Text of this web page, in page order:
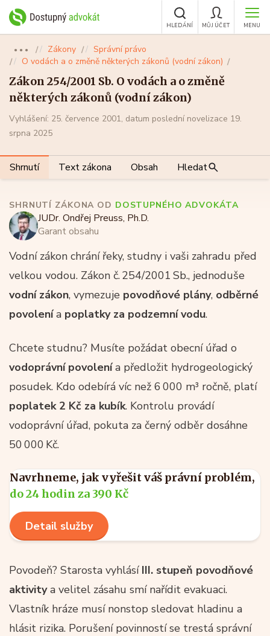
MENU
MŮJ ÚČET
HLEDÁNÍ
●●● Zákony
Správní právo
O vodách a o změně některých zákonů (vodní zákon)
Zákon 254/2001 Sb. O vodách a o změně
některých zákonů (vodní zákon)
Vyhlášení: 25. července 2001, datum poslední novelizace 19.
srpna 2025
Shrnutí Text zákona Obsah Hledat
SHRNUTÍ ZÁKONA OD DOSTUPNÉHO ADVOKÁTA
JUDr. Ondřej Preuss, Ph.D.
Garant obsahu
Vodní zákon chrání řeky, studny i vaši zahradu před
velkou vodou. Zákon č. 254/2001 Sb., jednoduše
vodní zákon, vymezuje povodňové plány, odběrné
povolenía poplatky za podzemní vodu.
Chcete studnu? Musíte požádat obecní úřad o
vodoprávní povolenía předložit hydrogeologický
posudek. Kdo odebírá víc než 6 000 m³ ročně, platí
poplatek 2 Kč za kubík. Kontrolu provádí
vodoprávní úřad, pokuta za černý odběr dosáhne
50 000 Kč.
Navrhneme, jak vyřešit váš právní problém,
do 24 hodin za 390 Kč
Detail služby
Povodeň? Starosta vyhlásí III. stupeň povodňové
aktivitya velitel zásahu smí nařídit evakuaci.
Vlastník hráze musí nonstop sledovat hladinu a
hlásit rizika. Porušení povinností se trestá správní